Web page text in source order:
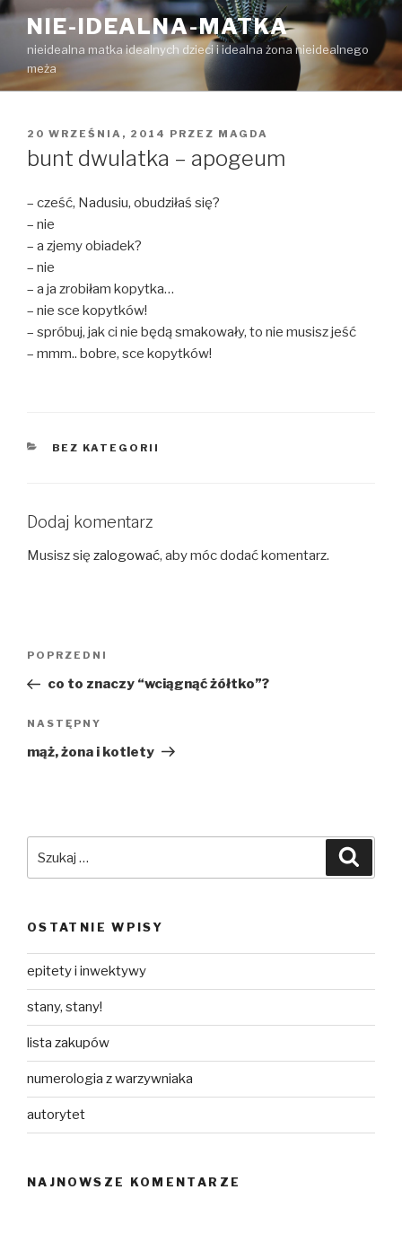
Przejdź
treści
NIE-IDEALNA-MATKA
nieidealna matka idealnych dzieci i idealna żona nieidealnego
meża
OPUBLIKOWANE
W
20 WRZEŚNIA, 2014 PRZEZ MAGDA
bunt dwulatka – apogeum
– cześć, Nadusiu, obudziłaś się?
– nie
– a zjemy obiadek?
– nie
– a ja zrobiłam kopytka…
– nie sce kopytków!
– spróbuj, jak ci nie będą smakowały, to nie musisz jeść
– mmm.. bobre, sce kopytków!
KATEGORIE
BEZ KATEGORII
Dodaj komentarz
Musisz się zalogować, aby móc dodać komentarz.
Poprzedni
wpis
POPRZEDNI
co to znaczy “wciągnąć żółtko”?
Następny
wpis
NASTĘPNY
mąż, żona i kotlety
OSTATNIE WPISY
epitety i inwektywy
stany, stany!
lista zakupów
numerologia z warzywniaka
autorytet
NAJNOWSZE KOMENTARZE